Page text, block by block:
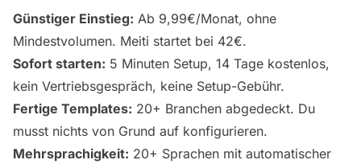
Günstiger Einstieg: Ab 9,99€/Monat, ohne
Mindestvolumen. Meiti startet bei 42€.
Sofort starten: 5 Minuten Setup, 14 Tage kostenlos,
kein Vertriebsgespräch, keine Setup-Gebühr.
Fertige Templates: 20+ Branchen abgedeckt. Du
musst nichts von Grund auf konfigurieren.
Mehrsprachigkeit: 20+ Sprachen mit automatischer